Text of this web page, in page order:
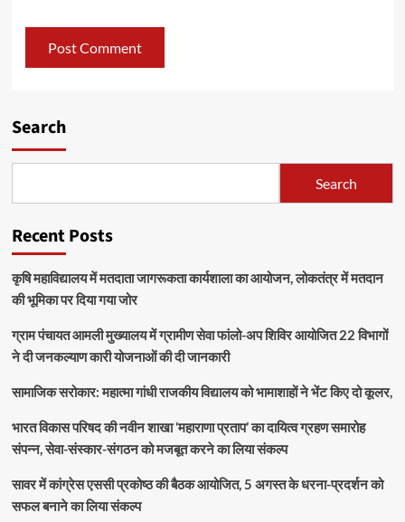
Search
Search
Recent Posts
कृषि महाविद्यालय में मतदाता जागरूकता कार्यशाला का आयोजन, लोकतंत्र में मतदान
की भूमिका पर दिया गया जोर
ग्राम पंचायत आमली मुख्यालय में ग्रामीण सेवा फांलो-अप शिविर आयोजित 22 विभागों
ने दी जनकल्याण कारी योजनाओं की दी जानकारी
सामाजिक सरोकार: महात्मा गांधी राजकीय विद्यालय को भामाशाहों ने भेंट किए दो कूलर,
भारत विकास परिषद की नवीन शाखा ‘महाराणा प्रताप’ का दायित्व ग्रहण समारोह
संपन्न, सेवा-संस्कार-संगठन को मजबूत करने का लिया संकल्प
सावर में कांग्रेस एससी प्रकोष्ठ की बैठक आयोजित, 5 अगस्त के धरना-प्रदर्शन को
सफल बनाने का लिया संकल्प